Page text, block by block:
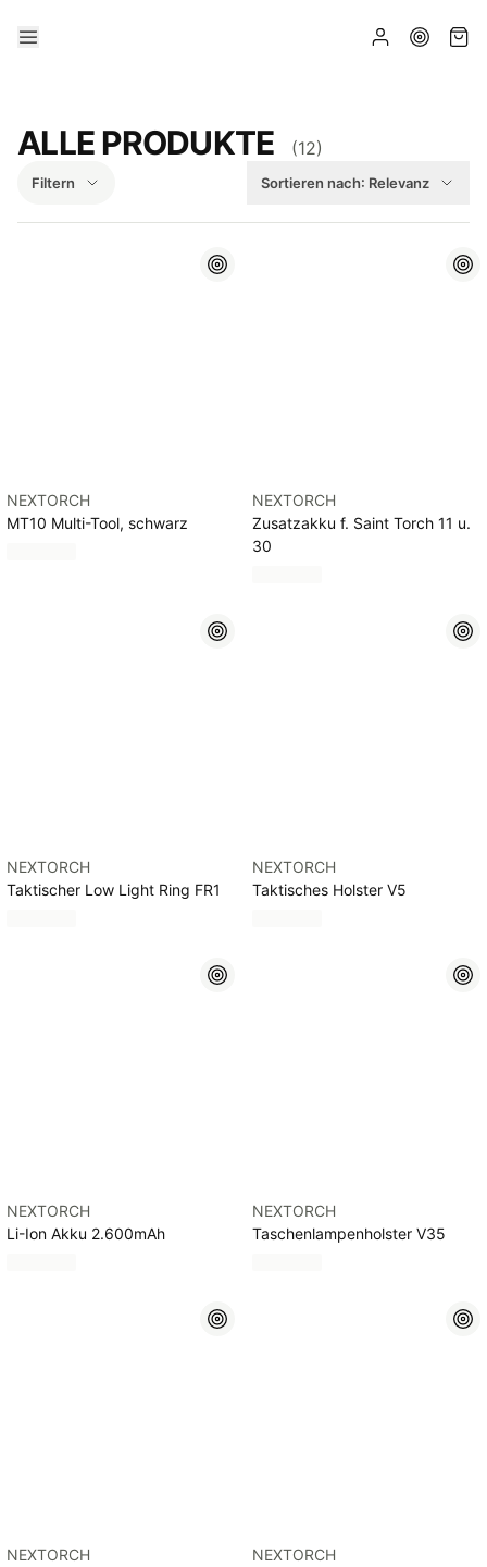
ALLE PRODUKTE (12)
Filtern Sortieren nach: Relevanz
NEXTORCH
MT10 Multi-Tool, schwarz
NEXTORCH
Zusatzakku f. Saint Torch 11 u.
30
NEXTORCH
Taktischer Low Light Ring FR1
NEXTORCH
Taktisches Holster V5
NEXTORCH
Li-Ion Akku 2.600mAh
NEXTORCH
Taschenlampenholster V35
NEXTORCH
NEXTORCH